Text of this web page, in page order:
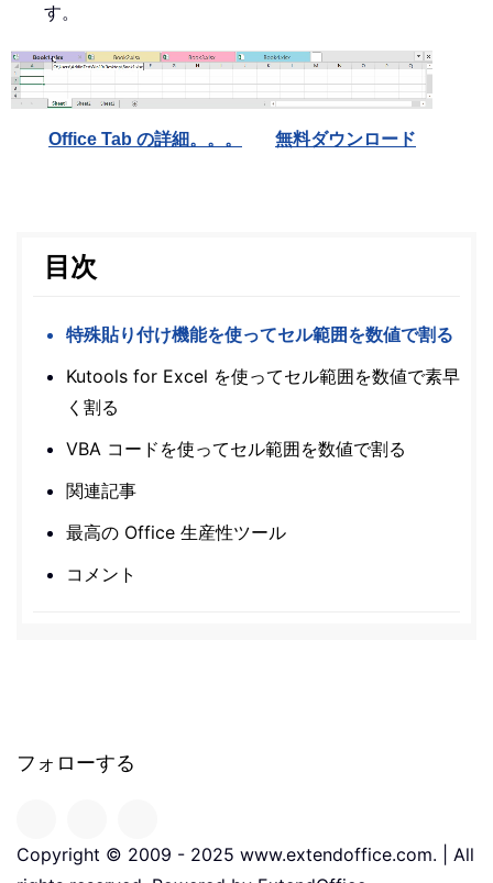
す。
Office Tab の詳細。。。 無料ダウンロード
目次
特殊貼り付け機能を使ってセル範囲を数値で割る
Kutools for Excel を使ってセル範囲を数値で素早
く割る
VBA コードを使ってセル範囲を数値で割る
関連記事
最高の Office 生産性ツール
コメント
フォローする
Copyright © 2009 - 2025 www.extendoffice.com. | All